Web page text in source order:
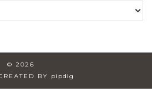
© 2026
BY
pipdig